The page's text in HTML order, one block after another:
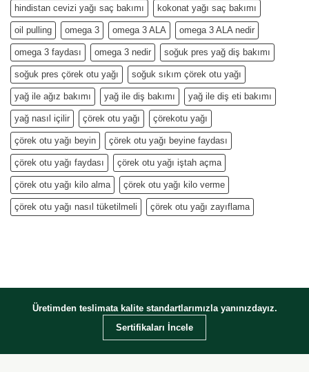
hindistan cevizi yağı saç bakımı kokonat yağı saç bakımı
oil pulling omega 3 omega 3 ALA omega 3 ALA nedir
omega 3 faydası omega 3 nedir soğuk pres yağ diş bakımı
soğuk pres çörek otu yağı soğuk sıkım çörek otu yağı
yağ ile ağız bakımı yağ ile diş bakımı yağ ile diş eti bakımı
yağ nasıl içilir çörek otu yağı çörekotu yağı
çörek otu yağı beyin çörek otu yağı beyine faydası
çörek otu yağı faydası çörek otu yağı iştah açma
çörek otu yağı kilo alma çörek otu yağı kilo verme
çörek otu yağı nasıl tüketilmeli çörek otu yağı zayıflama
Üretimden teslimata kalite standartlarımızla yanınızdayız.
Sertifikaları İncele